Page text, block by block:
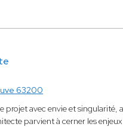
63200
projet avec envie et singularité,
parvient à cerner les